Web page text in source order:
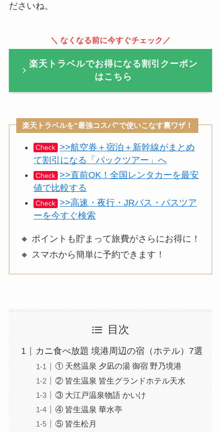
ださいね。
＼ なくなる前に今すぐチェック／
楽天トラベルでお得になる割引クーポン
はこちら
楽天トラベルを“最強コスパ”で使いこなす裏ワザ！
Check >>航空券＋宿泊＋新幹線がまとめ
て割引になる「パックツアー」へ
Check >>直前OK！全国レンタカーを最安
値で比較する
Check >>高速・夜行・JRバス・バスツア
ーを今すぐ検索
🔸 ポイントも貯まって旅費がさらにお得に！
🔸 スマホから簡単に予約できます！
目次
カニ食べ放題 境港周辺の宿（ホテル）7選
① 天然温泉 夕凪の湯 御宿 野乃境港
② 皆生温泉 皆生グランドホテル天水
③ 大江戸温泉物語 かいけ
④ 皆生温泉 華水亭
⑤ 皆生松月